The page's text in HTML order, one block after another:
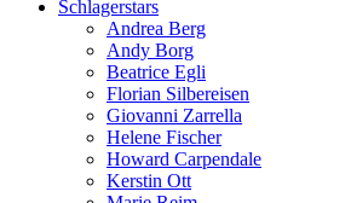
Schlagerstars
Andrea Berg
Andy Borg
Beatrice Egli
Florian Silbereisen
Giovanni Zarrella
Helene Fischer
Howard Carpendale
Kerstin Ott